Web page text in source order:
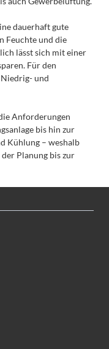
dauerhaft gute
Feuchte und die
lässt sich mit einer
Für den
Niedrig- und
Anforderungen
bis hin zur
Kühlung – weshalb
Planung bis zur